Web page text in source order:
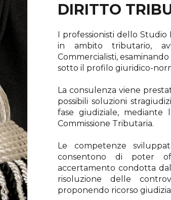
DIRITTO
I professionisti dello
in ambito tributario,
Commercialisti,
sotto il profilo giuridico-
La consulenza viene
possibili soluzioni
fase giudiziale, mediante
Commissione Tributaria.
Le competenze
consentono di poter
accertamento condotta
risoluzione delle
proponendo ricorso